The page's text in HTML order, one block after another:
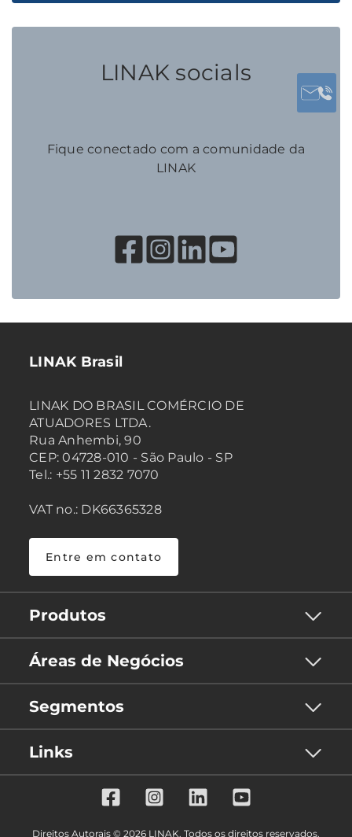
LINAK socials
Fique conectado com a comunidade da
LINAK
LINAK Brasil
LINAK DO BRASIL COMÉRCIO DE
ATUADORES LTDA.
Rua Anhembi, 90
CEP: 04728-010 - São Paulo - SP
Tel.: +55 11 2832 7070
VAT no.: DK66365328
Entre em contato
Produtos
Áreas de Negócios
Segmentos
Links
Direitos Autorais © 2026 LINAK. Todos os direitos reservados.